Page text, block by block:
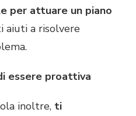
per attuare un piano
aiuti a risolvere
essere proattiva
inoltre, ti